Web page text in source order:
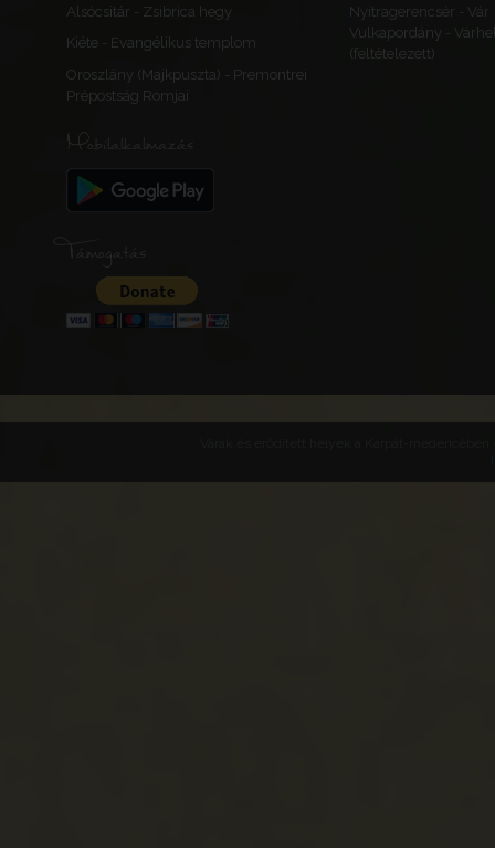
Alsócsitár - Zsibrica hegy
Nyitragerencsér - Vár
Kiéte - Evangélikus templom
Vulkapordány -
(feltételezett)
Oroszlány (Majkpuszta) - Premontrei
Prépostság Romjai
Mobilalkalmazás
Támogatás